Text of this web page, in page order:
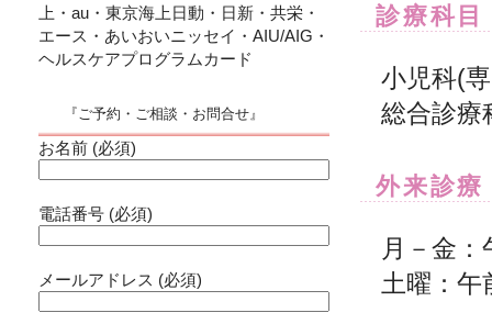
診療科目
小児科(
総合診療
外来診療
月－金
土曜：
上・au・東京海上日動・日新・共栄・
エース・あいおいニッセイ・AIU/AIG・
ヘルスケアプログラムカード
『ご予約・ご相談・お問合せ』
お名前 (必須)
電話番号 (必須)
メールアドレス (必須)